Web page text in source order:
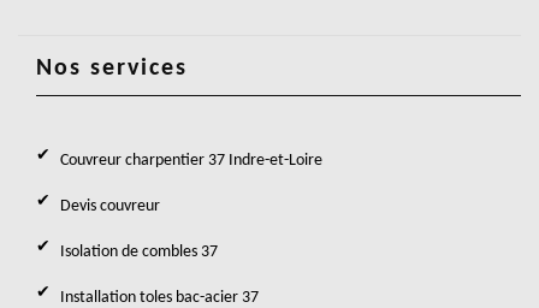
Nos services
Couvreur charpentier 37 Indre-et-Loire
Devis couvreur
Isolation de combles 37
Installation toles bac-acier 37